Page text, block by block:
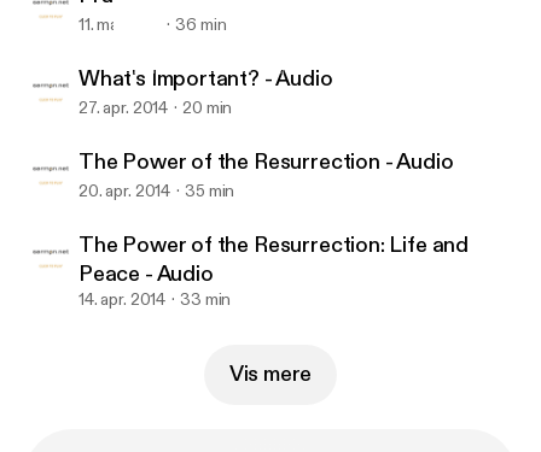
Daniels Road Baptist Church
11. maj 2014 36 min
What's Important? - Audio
27. apr. 2014 20 min
The Power of the Resurrection - Audio
20. apr. 2014 35 min
The Power of the Resurrection: Life and
Peace - Audio
14. apr. 2014 33 min
Vis mere